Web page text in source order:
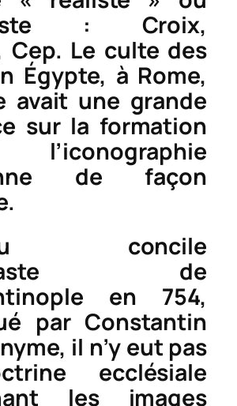
: Croix,
Cep. Le culte des
Égypte, à Rome,
avait une grande
sur la formation
de façon
concile
de
en 754,
par Constantin
il n’y eut pas
ecclésiale
les images